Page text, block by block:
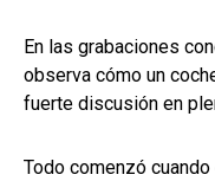
En las grabaciones
observa cómo un
fuerte discusión en
Todo comenzó